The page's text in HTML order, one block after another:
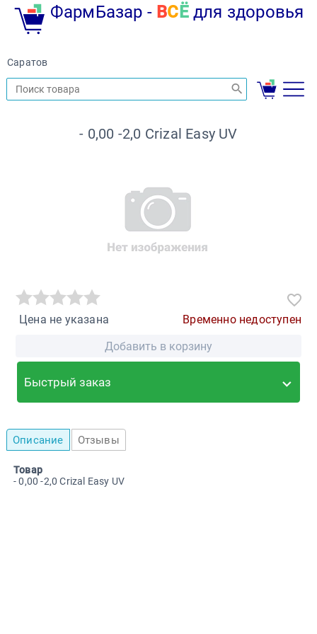
ФармБазар - ВС Ёдля здоровья
Саратов
- 0,00 -2,0 Crizal Easy UV
Цена не указана
Временно недоступен
Добавить в корзину
Быстрый заказ
Описание Отзывы
Товар
- 0,00 -2,0 Crizal Easy UV